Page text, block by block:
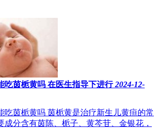
吃茵栀黄吗 在医生指导下进行 2024-12-
吃茵栀黄吗 茵栀黄是治疗新生儿黄疸的常
成分含有茵陈、栀子、黄芩苷、金银花，